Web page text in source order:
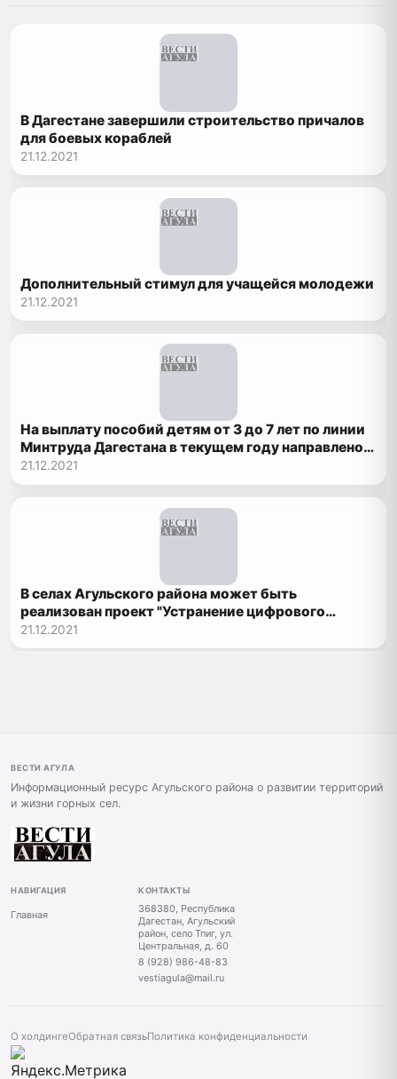
В Дагестане завершили строительство причалов
для боевых кораблей
21.12.2021
Дополнительный стимул для учащейся молодежи
21.12.2021
На выплату пособий детям от 3 до 7 лет по линии
Минтруда Дагестана в текущем году направлено
более 17 млрд рублей
21.12.2021
В селах Агульского района может быть
реализован проект "Устранение цифрового
неравенства"
21.12.2021
ВЕСТИ АГУЛА
Информационный ресурс Агульского района о развитии территорий
и жизни горных сел.
НАВИГАЦИЯ
Главная
КОНТАКТЫ
368380, Республика
Дагестан, Агульский
район, село Тпиг, ул.
Центральная, д. 60
8 (928) 986-48-83
vestiagula@mail.ru
О холдингеОбратная связьПолитика конфиденциальности